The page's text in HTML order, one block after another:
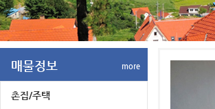
매물정보 more
촌집/주택